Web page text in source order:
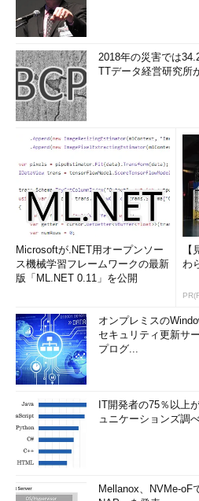
2018年の災害では
TTデータ経営研究所
Microsoftが.NET用オープンソー
ス機械学習フレームワークの最新
版「ML.NET 0.11」を公開
わ
オンプレミスの
セキュリティ更新サ
プログ...
IT開発者の75％以上
ュニケーションズ調
Mellanox、NVMe-oF